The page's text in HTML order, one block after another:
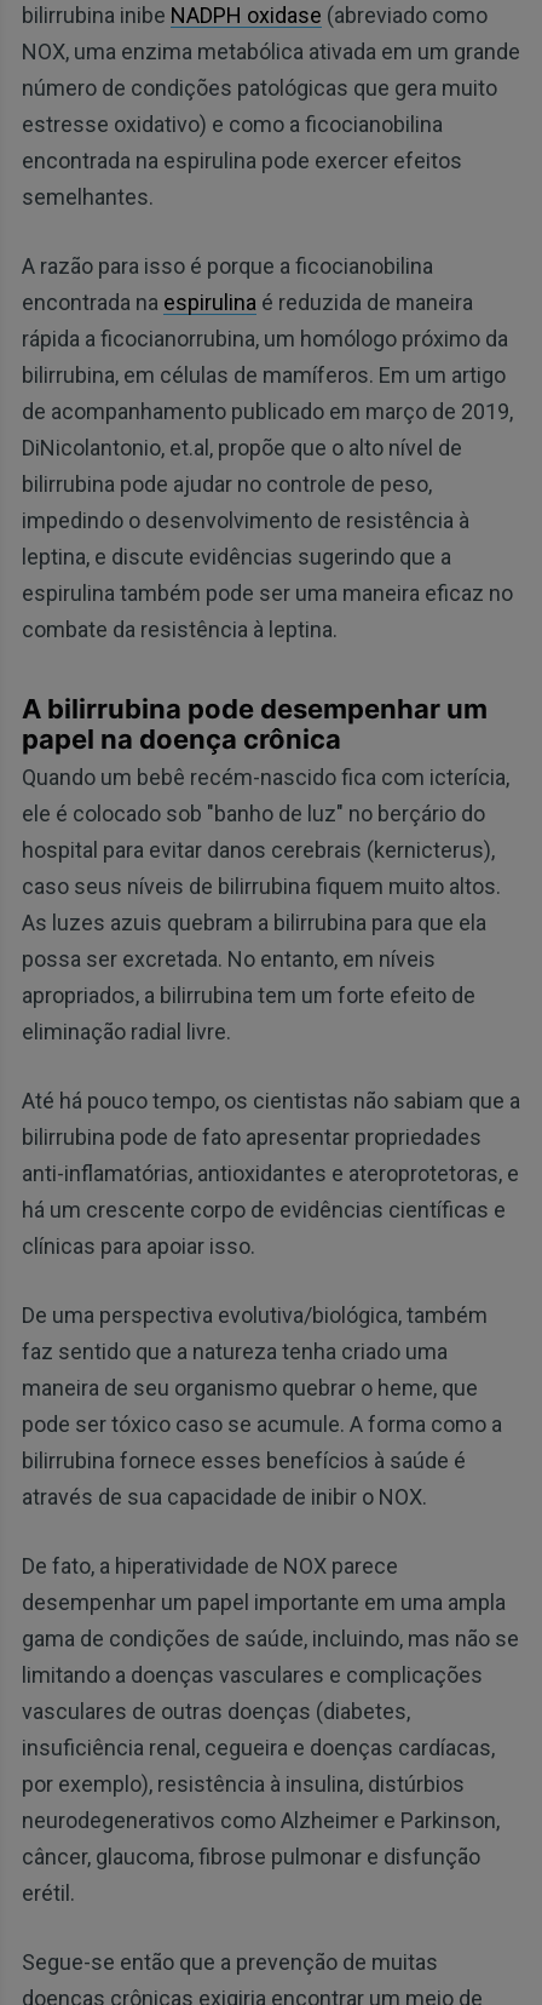
bilirrubina inibe NADPH oxidase (abreviado como
NOX, uma enzima metabólica ativada em um grande
número de condições patológicas que gera muito
estresse oxidativo) e como a ficocianobilina
encontrada na espirulina pode exercer efeitos
semelhantes.
A razão para isso é porque a ficocianobilina
encontrada na espirulina é reduzida de maneira
rápida a ficocianorrubina, um homólogo próximo da
bilirrubina, em células de mamíferos. Em um artigo
de acompanhamento publicado em março de 2019,
DiNicolantonio, et.al, propõe que o alto nível de
bilirrubina pode ajudar no controle de peso,
impedindo o desenvolvimento de resistência à
leptina, e discute evidências sugerindo que a
espirulina também pode ser uma maneira eficaz no
combate da resistência à leptina.
A bilirrubina pode desempenhar um
papel na doença crônica
Quando um bebê recém-nascido fica com icterícia,
ele é colocado sob "banho de luz" no berçário do
hospital para evitar danos cerebrais (kernicterus),
caso seus níveis de bilirrubina fiquem muito altos.
As luzes azuis quebram a bilirrubina para que ela
possa ser excretada. No entanto, em níveis
apropriados, a bilirrubina tem um forte efeito de
eliminação radial livre.
Até há pouco tempo, os cientistas não sabiam que a
bilirrubina pode de fato apresentar propriedades
anti-inflamatórias, antioxidantes e ateroprotetoras, e
há um crescente corpo de evidências científicas e
clínicas para apoiar isso.
De uma perspectiva evolutiva/biológica, também
faz sentido que a natureza tenha criado uma
maneira de seu organismo quebrar o heme, que
pode ser tóxico caso se acumule. A forma como a
bilirrubina fornece esses benefícios à saúde é
através de sua capacidade de inibir o NOX.
De fato, a hiperatividade de NOX parece
desempenhar um papel importante em uma ampla
gama de condições de saúde, incluindo, mas não se
limitando a doenças vasculares e complicações
vasculares de outras doenças (diabetes,
insuficiência renal, cegueira e doenças cardíacas,
por exemplo), resistência à insulina, distúrbios
neurodegenerativos como Alzheimer e Parkinson,
câncer, glaucoma, fibrose pulmonar e disfunção
erétil.
Segue-se então que a prevenção de muitas
doenças crônicas exigiria encontrar um meio de